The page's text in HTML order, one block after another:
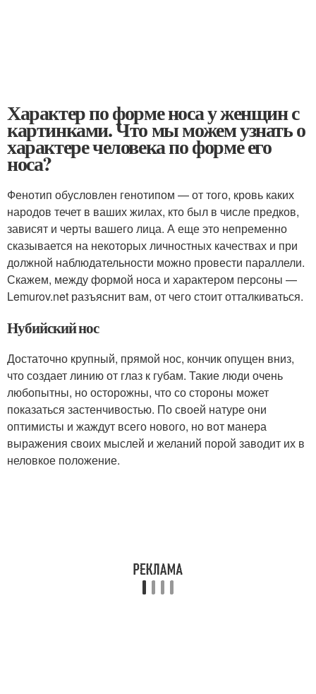
Характер по форме носа у женщин с
картинками. Что мы можем узнать о
характере человека по форме его
носа?
Фенотип обусловлен генотипом — от того, кровь каких
народов течет в ваших жилах, кто был в числе предков,
зависят и черты вашего лица. А еще это непременно
сказывается на некоторых личностных качествах и при
должной наблюдательности можно провести параллели.
Скажем, между формой носа и характером персоны —
Lemurov.net разъяснит вам, от чего стоит отталкиваться.
Нубийский нос
Достаточно крупный, прямой нос, кончик опущен вниз,
что создает линию от глаз к губам. Такие люди очень
любопытны, но осторожны, что со стороны может
показаться застенчивостью. По своей натуре они
оптимисты и жаждут всего нового, но вот манера
выражения своих мыслей и желаний порой заводит их в
неловкое положение.